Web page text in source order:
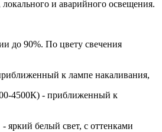
и аварийного освещения.
до 90%. По цвету свечения
к лампе накаливания,
4500К) - приближенный к
белый свет, с оттенками